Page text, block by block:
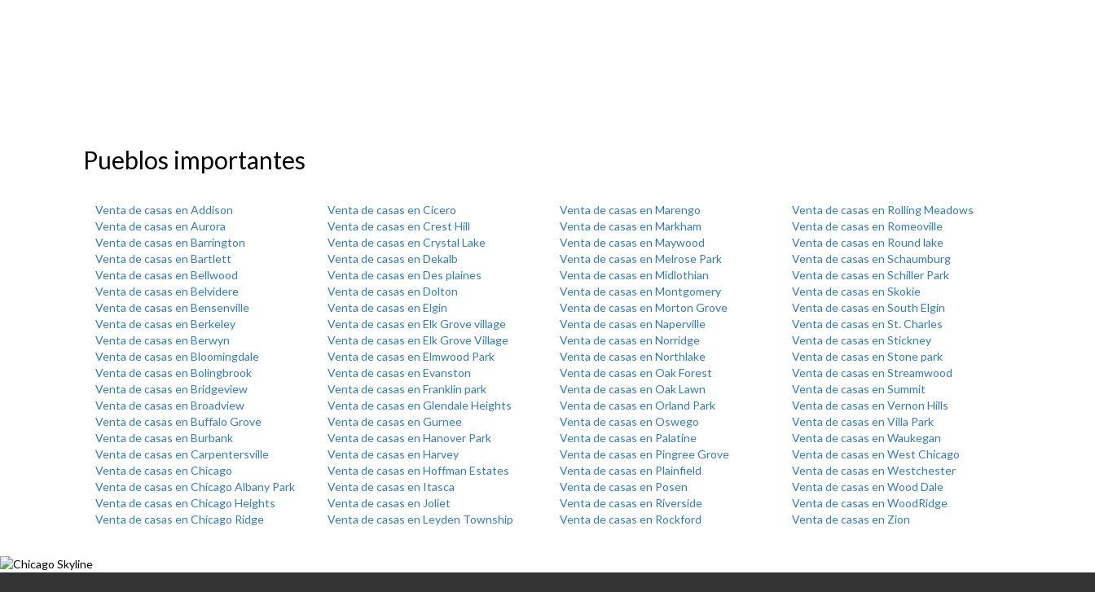
Pueblos importantes
Venta de casas en Addison
Venta de casas en Aurora
Venta de casas en Barrington
Venta de casas en Bartlett
Venta de casas en Bellwood
Venta de casas en Belvidere
Venta de casas en Bensenville
Venta de casas en Berkeley
Venta de casas en Berwyn
Venta de casas en Bloomingdale
Venta de casas en Bolingbrook
Venta de casas en Bridgeview
Venta de casas en Broadview
Venta de casas en Buffalo Grove
Venta de casas en Burbank
Venta de casas en Carpentersville
Venta de casas en Chicago
Venta de casas en Chicago Albany Park
Venta de casas en Chicago Heights
Venta de casas en Chicago Ridge
Venta de casas en Cicero
Venta de casas en Crest Hill
Venta de casas en Crystal Lake
Venta de casas en Dekalb
Venta de casas en Des plaines
Venta de casas en Dolton
Venta de casas en Elgin
Venta de casas en Elk Grove village
Venta de casas en Elk Grove Village
Venta de casas en Elmwood Park
Venta de casas en Evanston
Venta de casas en Franklin park
Venta de casas en Glendale Heights
Venta de casas en Gurnee
Venta de casas en Hanover Park
Venta de casas en Harvey
Venta de casas en Hoffman Estates
Venta de casas en Itasca
Venta de casas en Joliet
Venta de casas en Leyden Township
Venta de casas en Marengo
Venta de casas en Markham
Venta de casas en Maywood
Venta de casas en Melrose Park
Venta de casas en Midlothian
Venta de casas en Montgomery
Venta de casas en Morton Grove
Venta de casas en Naperville
Venta de casas en Norridge
Venta de casas en Northlake
Venta de casas en Oak Forest
Venta de casas en Oak Lawn
Venta de casas en Orland Park
Venta de casas en Oswego
Venta de casas en Palatine
Venta de casas en Pingree Grove
Venta de casas en Plainfield
Venta de casas en Posen
Venta de casas en Riverside
Venta de casas en Rockford
Venta de casas en Rolling Meadows
Venta de casas en Romeoville
Venta de casas en Round lake
Venta de casas en Schaumburg
Venta de casas en Schiller Park
Venta de casas en Skokie
Venta de casas en South Elgin
Venta de casas en St. Charles
Venta de casas en Stickney
Venta de casas en Stone park
Venta de casas en Streamwood
Venta de casas en Summit
Venta de casas en Vernon Hills
Venta de casas en Villa Park
Venta de casas en Waukegan
Venta de casas en West Chicago
Venta de casas en Westchester
Venta de casas en Wood Dale
Venta de casas en WoodRidge
Venta de casas en Zion